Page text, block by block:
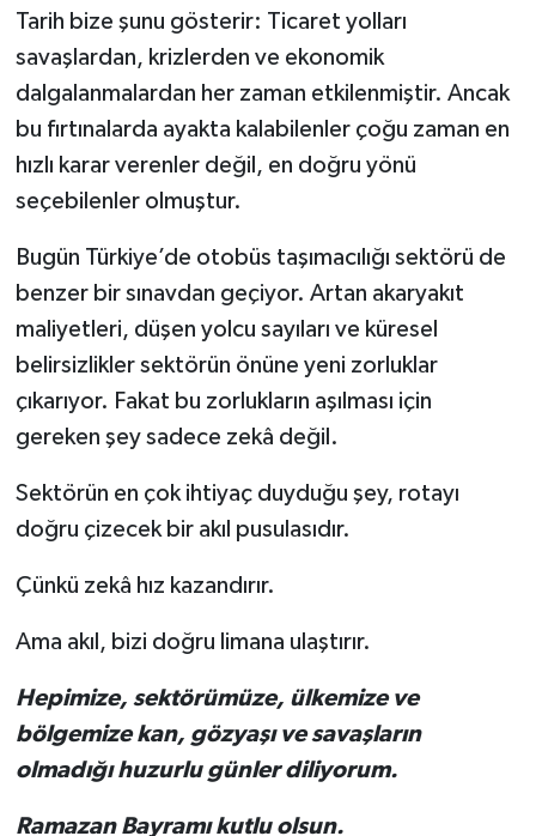
Tarih bize şunu gösterir: Ticaret yolları
savaşlardan, krizlerden ve ekonomik
dalgalanmalardan her zaman etkilenmiştir. Ancak
bu fırtınalarda ayakta kalabilenler çoğu zaman en
hızlı karar verenler değil, en doğru yönü
seçebilenler olmuştur.
Bugün Türkiye’de otobüs taşımacılığı sektörü de
benzer bir sınavdan geçiyor. Artan akaryakıt
maliyetleri, düşen yolcu sayıları ve küresel
belirsizlikler sektörün önüne yeni zorluklar
çıkarıyor. Fakat bu zorlukların aşılması için
gereken şey sadece zekâ değil.
Sektörün en çok ihtiyaç duyduğu şey, rotayı
doğru çizecek bir akıl pusulasıdır.
Çünkü zekâ hız kazandırır.
Ama akıl, bizi doğru limana ulaştırır.
Hepimize, sektörümüze, ülkemize ve
bölgemize kan, gözyaşı ve savaşların
olmadığı huzurlu günler diliyorum.
Ramazan Bayramı kutlu olsun.